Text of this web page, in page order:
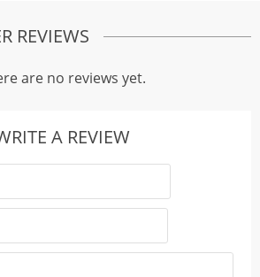
REVIEWS
are no reviews yet.
A REVIEW